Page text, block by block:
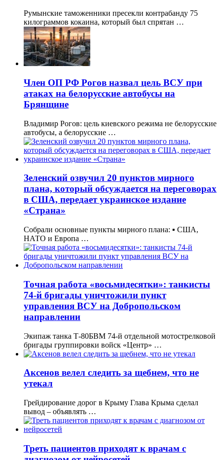
Румынские таможенники пресекли контрабанду 75
килограммов кокаина, который был спрятан …
Член ОП РФ Рогов назвал цель ВСУ при
атаках на белорусские автобусы на
Брянщине
Владимир Рогов: цель киевского режима не белорусские
автобусы, а белорусские …
Зеленский озвучил 20 пунктов мирного
плана, который обсуждается на переговорах
в США, передает украинское издание
«Страна»
Собрали основные пункты мирного плана: ▪️ США,
НАТО и Европа …
Точная работа «восьмидесятки»: танкисты
74-й бригады уничтожили пункт
управления ВСУ на Добропольском
направлении
Экипаж танка Т-80БВМ 74-й отдельной мотострелковой
бригады группировки войск «Центр» …
Аксенов велел следить за щебнем, что не
утекал
Грейдирование дорог в Крыму Глава Крыма сделал
вывод – объявлять …
Треть пациентов приходят к врачам с